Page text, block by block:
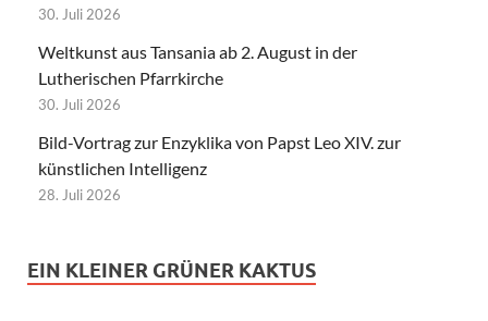
30. Juli 2026
Weltkunst aus Tansania ab 2. August in der
Lutherischen Pfarrkirche
30. Juli 2026
Bild-Vortrag zur Enzyklika von Papst Leo XIV. zur
künstlichen Intelligenz
28. Juli 2026
EIN KLEINER GRÜNER KAKTUS